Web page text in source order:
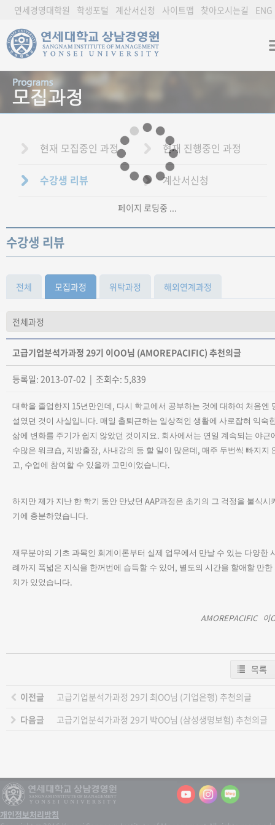
연세경영대학원 학생포털 계산서신청 사이트맵 찾아오시는길 ENG
현재 모집중인 과정 현재 진행중인 과정
수강생 리뷰 계산서신청
수강생 리뷰
전체 모집과정 위탁과정 해외연계과정
고급기업분석가과정 29기 이OO님 (AMOREPACIFIC) 추천의글
등록일: 2013-07-02 | 조회수: 5,839
대학을 졸업한지 15년만인데 , 다시 학교에서 공부하는 것에 대하여 처음엔
설였던 것이 사실입니다. 매일 출퇴근하는 일상적인 생활에 사로잡혀 익숙
삶에 변화를 주기가 쉽지 않았던 것이지요. 회사에서는 연일 계속되는 야근
수많은 워크숍, 지방출장, 사내강의 등 할 일이 많은데 , 매주 두번씩 빠지지
고, 수업에 참여할 수 있을까 고민이었습니다.
하지만 제가 지난 한 학기 동안 만났던 AAP과정은 초기의 그 걱정을 불식시
기에 충분하였습니다.
재무분야의 기초 과목인 회계이론부터 실제 업무에서 만날 수 있는 다양한
례까지 폭넓은 지식을 한꺼번에 습득할 수 있어
별도의 시간을 할애할 만한
치가 있었습니다
AMOREPACIFIC 이
목록
이전글
고급기업분석가과정 29기 최OO님 (기업은행) 추천의글
다음글
고급기업분석가과정 29기 박OO님 (삼성생명보험) 추천의글
개인정보처리방침
페이지 로딩중 ...